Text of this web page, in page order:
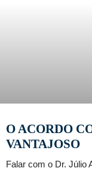
O ACORDO
VANTAJOSO
Falar com o Dr. Júlio